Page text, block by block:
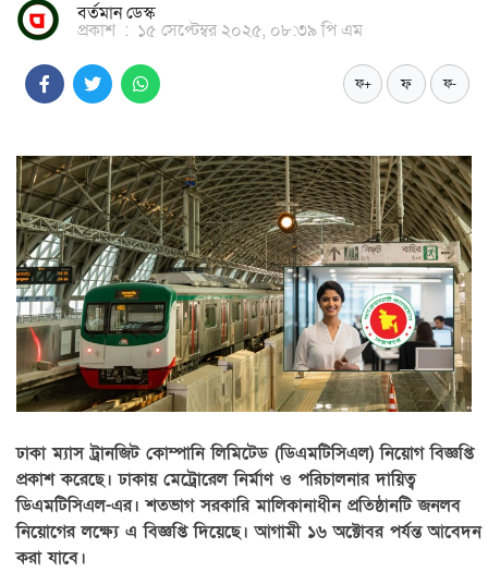
বর্তমান ডেস্ক
প্রকাশ : ১৫ সেপ্টেম্বর ২০২৫, ০৮:৩৯ পি এম
ফ+ ফ ফ-
ঢাকা ম্যাস ট্রানজিট কোম্পানি লিমিটেড (ডিএমটিসিএল) নিয়োগ বিজ্ঞপ্তি
প্রকাশ করেছে। ঢাকায় মেট্রোরেল নির্মাণ ও পরিচালনার দায়িত্ব
ডিএমটিসিএল-এর। শতভাগ সরকারি মালিকানাধীন প্রতিষ্ঠানটি জনলব
নিয়োগের লক্ষ্যে এ বিজ্ঞপ্তি দিয়েছে। আগামী ১৬ অক্টোবর পর্যন্ত আবেদন
করা যাবে।